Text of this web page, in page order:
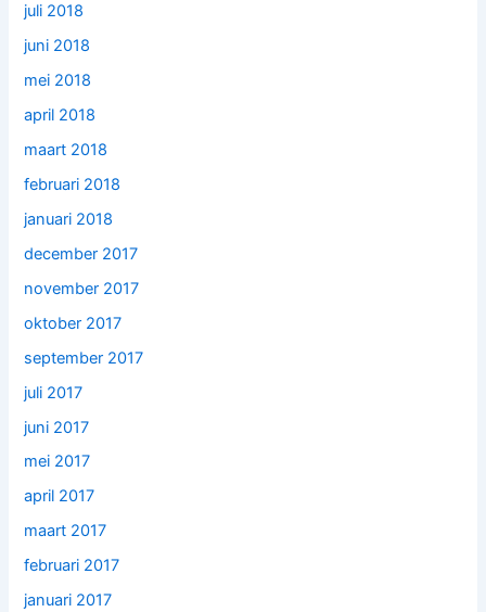
juli 2018
juni 2018
mei 2018
april 2018
maart 2018
februari 2018
januari 2018
december 2017
november 2017
oktober 2017
september 2017
juli 2017
juni 2017
mei 2017
april 2017
maart 2017
februari 2017
januari 2017